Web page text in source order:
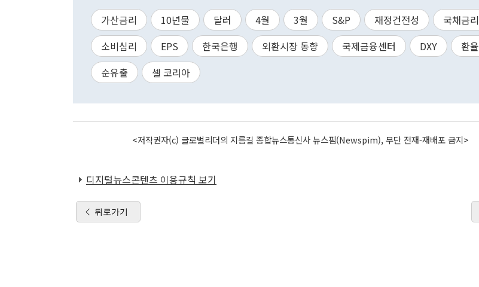
가산금리 10년물 달러 4월 3월 S&P 재정건전성
국채금리
소비심리
EPS 한국은행 외환시장 동향 국제금융센터 DXY
환율
순유출
셀 코리아
<저작권자(c) 글로벌리더의 지름길 종합뉴스통신사 뉴스핌(Newspim), 무단 전재-재배포 금지>
디지털뉴스콘텐츠 이용규칙 보기
뒤로가기